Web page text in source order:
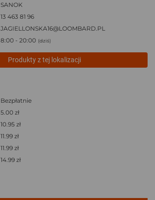
SANOK
13 463 81 96
JAGIELLONSKA16@LOOMBARD.PL
8:00 - 20:00 (dziś)
Produkty z tej lokalizacji
Bezpłatnie
5.00 zł
10.95 zł
11.99 zł
11.99 zł
14.99 zł